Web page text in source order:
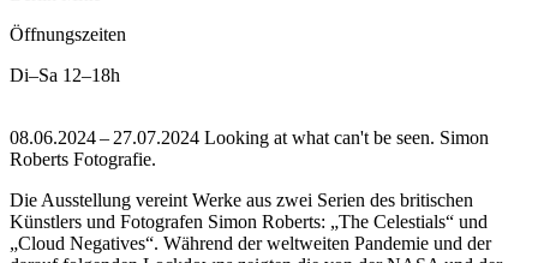
Öffnungszeiten
Di–Sa 12–18h
08.06.2024 – 27.07.2024 Looking at what can't be seen. Simon
Roberts Fotografie.
Die Ausstellung vereint Werke aus zwei Serien des britischen
Künstlers und Fotografen Simon Roberts: „The Celestials“ und
„Cloud Negatives“. Während der weltweiten Pandemie und der